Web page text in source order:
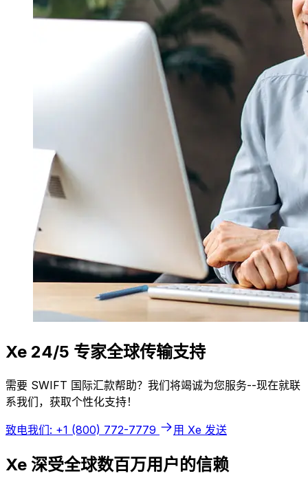
Xe 24/5 专家全球传输支持
需要 SWIFT 国际汇款帮助？我们将竭诚为您服务--现在就联
系我们，获取个性化支持！
致电我们: +1 (800) 772-7779 用 Xe 发送
Xe 深受全球数百万用户的信赖